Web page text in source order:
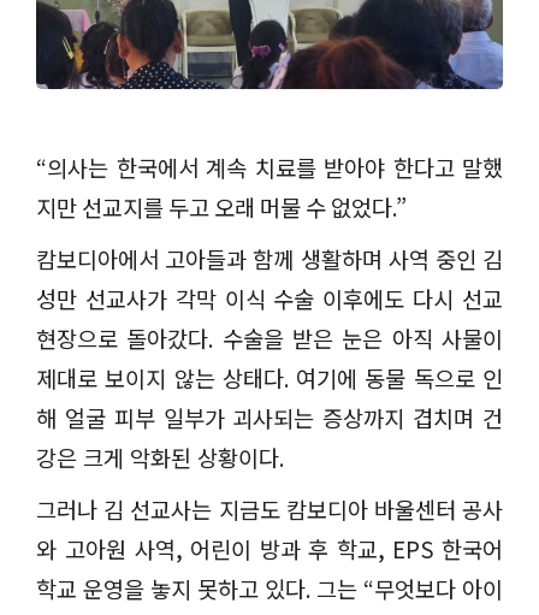
“의사는 한국에서 계속 치료를 받아야 한다고 말했
지만 선교지를 두고 오래 머물 수 없었다.”
캄보디아에서 고아들과 함께 생활하며 사역 중인 김
성만 선교사가 각막 이식 수술 이후에도 다시 선교
현장으로 돌아갔다. 수술을 받은 눈은 아직 사물이
제대로 보이지 않는 상태다. 여기에 동물 독으로 인
해 얼굴 피부 일부가 괴사되는 증상까지 겹치며 건
강은 크게 악화된 상황이다.
그러나 김 선교사는 지금도 캄보디아 바울센터 공사
와 고아원 사역, 어린이 방과 후 학교, EPS 한국어
학교 운영을 놓지 못하고 있다. 그는 “무엇보다 아이